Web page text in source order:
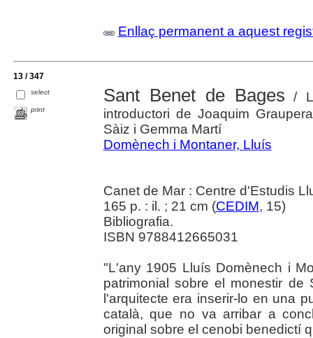
Enllaç permanent a aquest
13 / 347
select
print
Sant Benet de Bages /
introductori de Joaquim
Sàiz i Gemma Martí
Domènech i Montaner, Lluís
Canet de Mar : Centre d'Estudis
165 p. : il. ; 21 cm (CEDIM, 15)
Bibliografia.
ISBN 9788412665031
"L'any 1905 Lluís Domènech i
patrimonial sobre el monestir
l'arquitecte era inserir-lo en una
català, que no va arribar a
original sobre el cenobi benedictí